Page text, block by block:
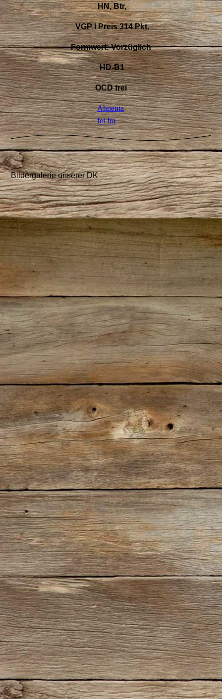
HN, Btr,
VGP I Preis 314 Pkt.
Formwert: Vorzüglich
HD-B1
OCD frei
Ahnenta
fel Ira
Bildergalerie unserer DK
Ira Frankonia
Ira Frankonia